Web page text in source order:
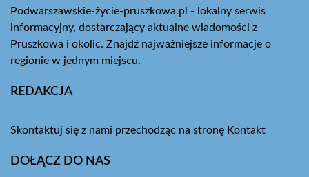
Podwarszawskie-życie-pruszkowa.pl - lokalny serwis
informacyjny, dostarczający aktualne wiadomości z
Pruszkowa i okolic. Znajdź najważniejsze informacje o
regionie w jednym miejscu.
REDAKCJA
Skontaktuj się z nami przechodząc na stronę Kontakt
DOŁĄCZ DO NAS